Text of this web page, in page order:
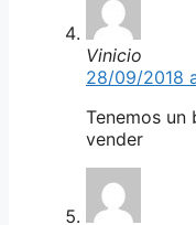
Vinicio
28/09/2018
Tenemos un
vender